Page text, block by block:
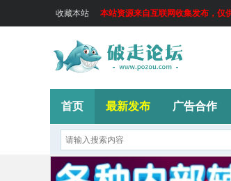
收藏本站 本站资源来自互联网收集发布，仅
首页 最新发布 广告合作